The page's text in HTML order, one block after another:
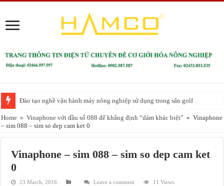
Đào tạo nghề vận hành máy nông nghiệp sử dụng trong sân golf
Home » Vinaphone với đầu số 088 để khẳng định “dám khác biệt” » Vinaphone
– sim 088 – sim so dep cam ket 0
Vinaphone – sim 088 – sim so dep cam ket
0
23 March, 2016 Leave a comment 11 Views